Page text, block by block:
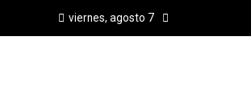
viernes, agosto 7